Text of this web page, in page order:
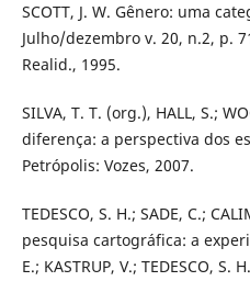
SCOTT, J. W. Gênero: uma
Julho/dezembro v. 20, n.2, p.
Realid., 1995.
SILVA, T. T. (org.), HALL, S.;
diferença: a perspectiva dos
Petrópolis: Vozes, 2007.
TEDESCO, S. H.; SADE, C.;
pesquisa cartográfica: a
E.; KASTRUP, V.; TEDESCO,